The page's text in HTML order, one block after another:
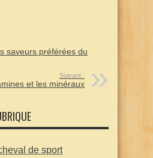
saveurs préférées du
Suivant :
et les minéraux
de sport